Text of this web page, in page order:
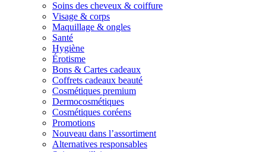
Soins des cheveux & coiffure
Visage & corps
Maquillage & ongles
Santé
Hygiène
Érotisme
Bons & Cartes cadeaux
Coffrets cadeaux beauté
Cosmétiques premium
Dermocosmétiques
Cosmétiques coréens
Promotions
Nouveau dans l’assortiment
Alternatives responsables